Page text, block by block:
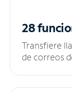
28
Transfiere
de correos